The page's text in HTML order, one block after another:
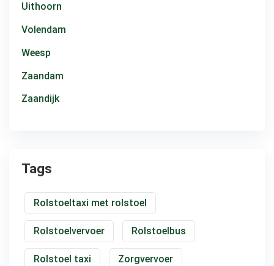
Uithoorn
Volendam
Weesp
Zaandam
Zaandijk
Tags
Rolstoeltaxi met rolstoel
Rolstoelvervoer Rolstoelbus
Rolstoel taxi Zorgvervoer